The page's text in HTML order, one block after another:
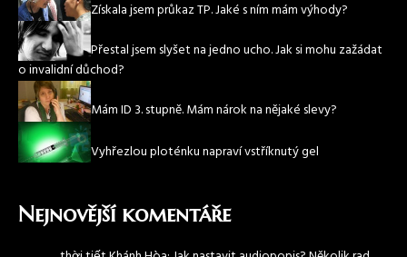
Získala jsem průkaz TP. Jaké s ním mám výhody?
Přestal jsem slyšet na jedno ucho. Jak si mohu zažádat
o invalidní důchod?
Mám ID 3. stupně. Mám nárok na nějaké slevy?
Vyhřezlou ploténku napraví vstříknutý gel
Nejnovější komentáře